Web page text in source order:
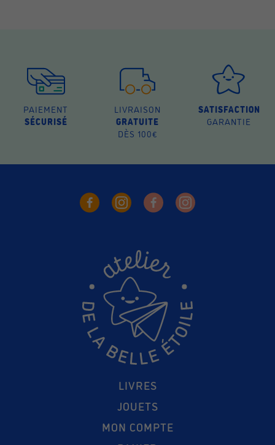
PAIEMENT
SÉCURISÉ
LIVRAISON
GRATUITE
DÈS 100€
SATISFACTION
GARANTIE
LIVRES
JOUETS
MON COMPTE